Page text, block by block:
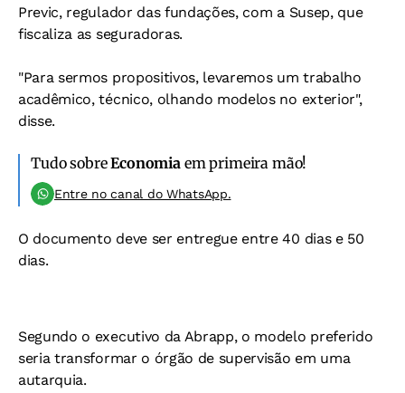
Previc, regulador das fundações, com a Susep, que
fiscaliza as seguradoras.
"Para sermos propositivos, levaremos um trabalho
acadêmico, técnico, olhando modelos no exterior",
disse.
Tudo sobreEconomiaem primeira mão!
Entre no canal do WhatsApp.
O documento deve ser entregue entre 40 dias e 50
dias.
Segundo o executivo da Abrapp, o modelo preferido
seria transformar o órgão de supervisão em uma
autarquia.